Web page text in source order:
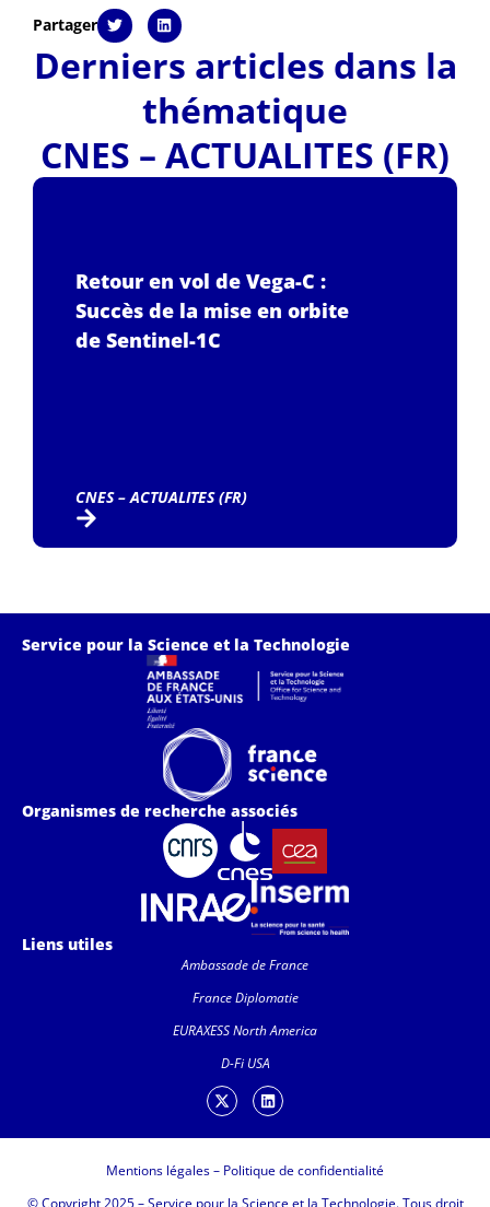
Partager
Derniers articles dans la
thématique
CNES – ACTUALITES (FR)
Retour en vol de Vega-C :
Succès de la mise en orbite
de Sentinel-1C
CNES – ACTUALITES (FR)
Service pour la Science et la Technologie
Organismes de recherche associés
Liens utiles
Ambassade de France
France Diplomatie
EURAXESS North America
D-Fi USA
Mentions légales– Politique de confidentialité
© Copyright 2025 – Service pour la Science et la Technologie. Tous droit